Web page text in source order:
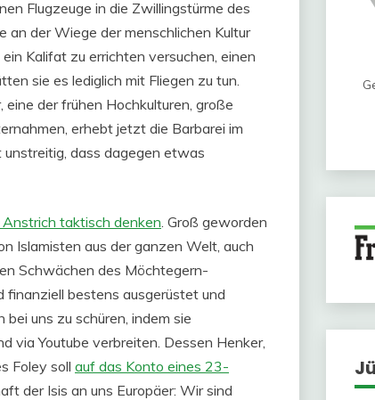
Flugzeuge in die Zwillingstürme des
an der Wiege der menschlichen Kultur
Kalifat zu errichten versuchen, einen
sie es lediglich mit Fliegen zu tun.
der frühen Hochkulturen, große
erhebt jetzt die Barbarei im
unstreitig, dass dagegen etwas
taktisch denken. Groß geworden
Islamisten aus der ganzen Welt, auch
Schwächen des Möchtegern-
finanziell bestens ausgerüstet und
uns zu schüren, indem sie
via Youtube verbreiten. Dessen Henker,
Foley soll auf das Konto eines 23-
der Isis an uns Europäer: Wir sind